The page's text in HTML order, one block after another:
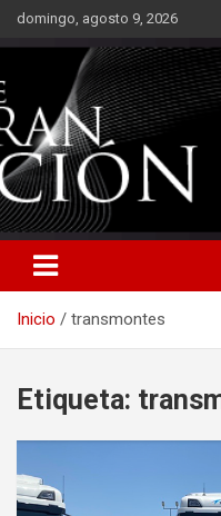
Saltardomingo, agosto 9, 2026
Inicio transmontes
Etiqueta: